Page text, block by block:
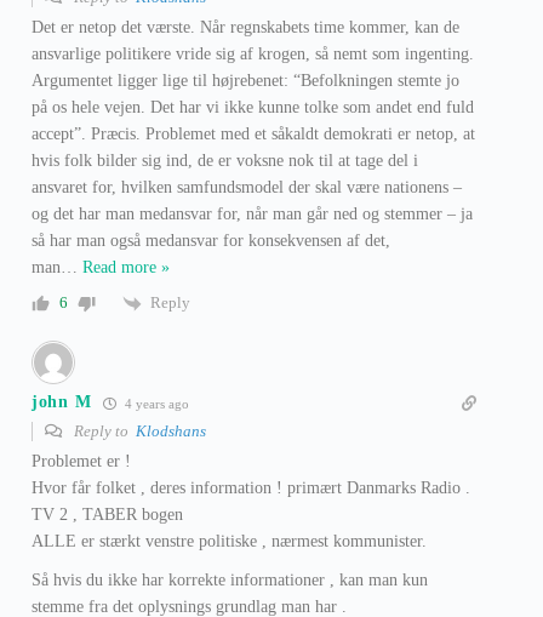
Det er netop det værste. Når regnskabets time kommer, kan de
ansvarlige politikere vride sig af krogen, så nemt som ingenting.
Argumentet ligger lige til højrebenet: “Befolkningen stemte jo
på os hele vejen. Det har vi ikke kunne tolke som andet end fuld
accept”. Præcis. Problemet med et såkaldt demokrati er netop, at
hvis folk bilder sig ind, de er voksne nok til at tage del i
ansvaret for, hvilken samfundsmodel der skal være nationens –
og det har man medansvar for, når man går ned og stemmer – ja
så har man også medansvar for konsekvensen af det,
man
Read more »
6
Reply
john M 4 years ago
Reply to Klodshans
Problemet er !
Hvor får folket , deres information ! primært Danmarks Radio .
TV 2 , TABER bogen
ALLE er stærkt venstre politiske , nærmest kommunister.
Så hvis du ikke har korrekte informationer , kan man kun
stemme fra det oplysnings grundlag man har .